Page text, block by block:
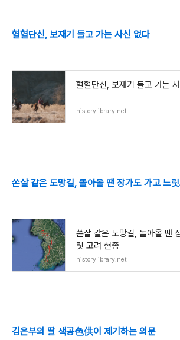
혈혈단신, 보재기 들고 가는 사신 없다
혈혈단신, 보재기 들고 가는
historylibrary.net
쏜살 같은 도망길, 돌아올 땐 장가도 가고 느
쏜살 같은 도망길, 돌아올 땐
릿 고려 현종
historylibrary.net
김은부의 딸 색공色供이 제기하는 의문